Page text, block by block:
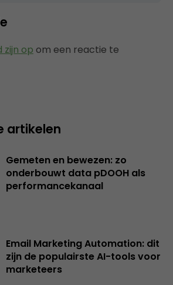
zijn op om een reactie te
artikelen
Gemeten en bewezen: zo
onderbouwt data pDOOH als
performancekanaal
Email Marketing Automation: dit
zijn de populairste AI-tools voor
marketeers